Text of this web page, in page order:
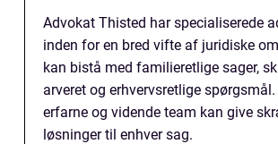
Advokat Thisted har specialiserede
inden for en bred vifte af juridiske
kan bistå med familieretlige sager,
arveret og erhvervsretlige spørgsmål.
erfarne og vidende team kan give
løsninger til enhver sag.